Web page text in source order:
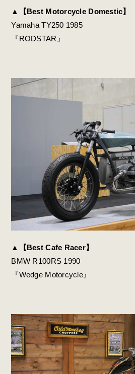
▲
【Best Motorcycle Domestic】
Yamaha TY250 1985
『RODSTAR』
▲
【Best Cafe Racer】
BMW R100RS 1990
『Wedge Motorcycle』